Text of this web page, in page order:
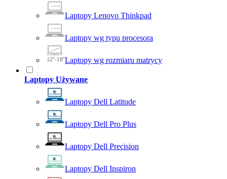
Laptopy Lenovo Thinkpad
Laptopy wg typu procesora
Laptopy wg rozmiaru matrycy
Laptopy Używane
Laptopy Dell Latitude
Laptopy Dell Pro Plus
Laptopy Dell Precision
Laptopy Dell Inspiron